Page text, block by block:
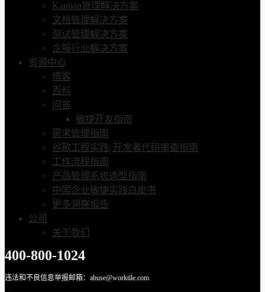
Kanban管理解决方案
文档管理解决方案
测试管理解决方案
企服行业解决方案
资源中心
博客
百科
问答
敏捷开发指南
需求管理指南
谷歌工程实践| 开发者代码审查指南
工作流程指南
产品管理系统选型指南
中国企业敏捷实践白皮书
更多洞察报告
公司
关于我们
400-800-1024
违法和不良信息举报邮箱：abuse@worktile.com